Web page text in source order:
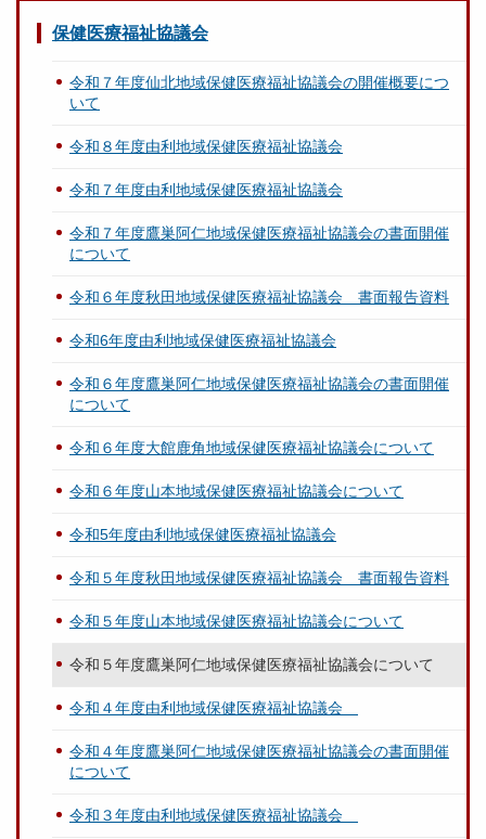
保健医療福祉協議会
令和７年度仙北地域保健医療福祉協議会の開催概要につ
いて
令和８年度由利地域保健医療福祉協議会
令和７年度由利地域保健医療福祉協議会
令和７年度鷹巣阿仁地域保健医療福祉協議会の書面開催
について
令和６年度秋田地域保健医療福祉協議会 書面報告資料
令和6年度由利地域保健医療福祉協議会
令和６年度鷹巣阿仁地域保健医療福祉協議会の書面開催
について
令和６年度大館鹿角地域保健医療福祉協議会について
令和６年度山本地域保健医療福祉協議会について
令和5年度由利地域保健医療福祉協議会
令和５年度秋田地域保健医療福祉協議会 書面報告資料
令和５年度山本地域保健医療福祉協議会について
令和５年度鷹巣阿仁地域保健医療福祉協議会について
令和４年度由利地域保健医療福祉協議会
令和４年度鷹巣阿仁地域保健医療福祉協議会の書面開催
について
令和３年度由利地域保健医療福祉協議会